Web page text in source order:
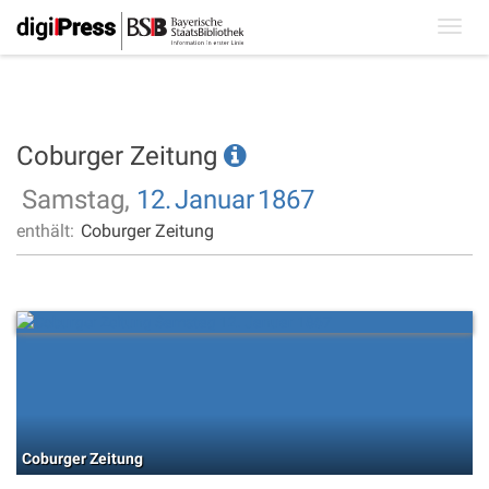
Coburger Zeitung
Samstag, 12.Januar1867
enthält: Coburger Zeitung
Coburger Zeitung